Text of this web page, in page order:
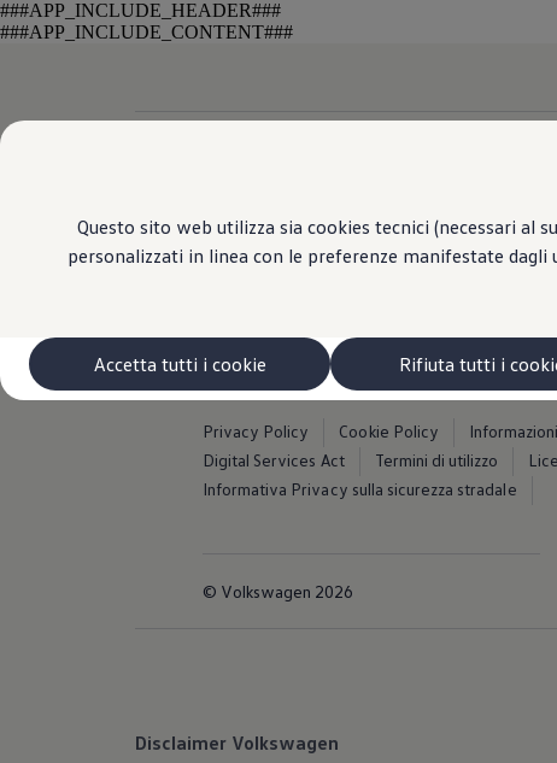
###APP_INCLUDE_HEADER###
Questo sito web utilizza sia cookies tecnici (necessari
personalizzati in linea con le preferenze manifestate
Accetta tutti i cookie Rifiuta tutti i
###APP_INCLUDE_CONTENT###
Privacy Policy Cookie Policy
Digital Services Act
Termini di utilizzo
Informativa Privacy sulla sicurezza stradale
© Volkswagen 2026
Disclaimer Volkswagen